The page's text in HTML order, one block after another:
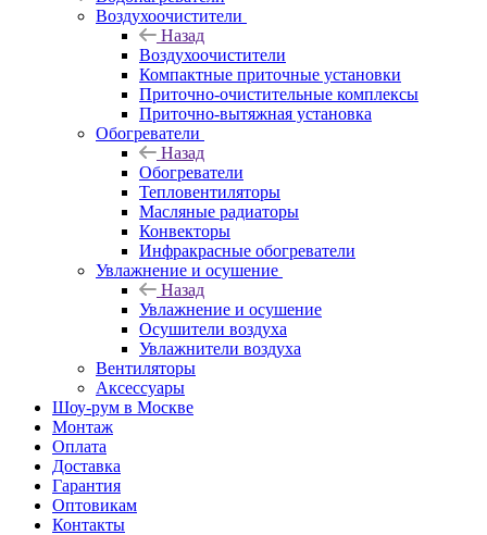
Воздухоочистители
Назад
Воздухоочистители
Компактные приточные установки
Приточно-очистительные комплексы
Приточно-вытяжная установка
Обогреватели
Назад
Обогреватели
Тепловентиляторы
Масляные радиаторы
Конвекторы
Инфракрасные обогреватели
Увлажнение и осушение
Назад
Увлажнение и осушение
Осушители воздуха
Увлажнители воздуха
Вентиляторы
Аксессуары
Шоу-рум в Москве
Монтаж
Оплата
Доставка
Гарантия
Оптовикам
Контакты